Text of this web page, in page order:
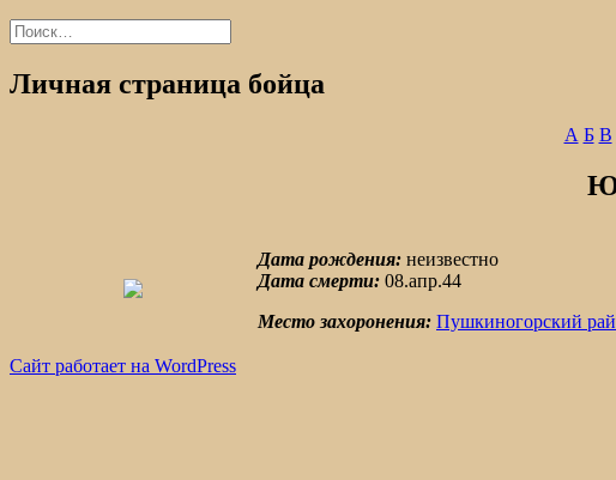
Найти:
Личная страница бойца
А Б В
Дата рождения: неизвестно
Дата смерти: 08.апр.44
Место захоронения: Пушкиногорский
Сайт работает на WordPress